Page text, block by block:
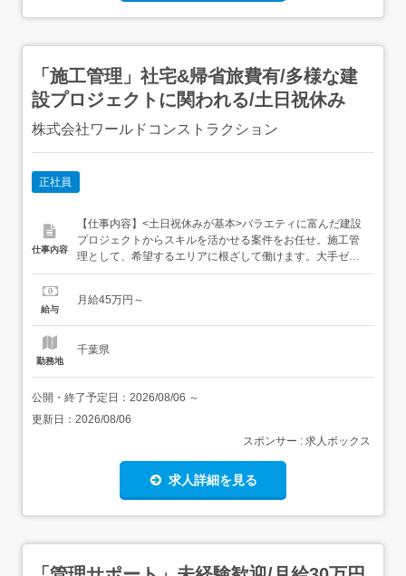
「施工管理」社宅&帰省旅費有/多様な建
設プロジェクトに関われる/土日祝休み
株式会社ワールドコンストラクション
正社員
仕事内容
【仕事内容】<土日祝休みが基本>バラエティに富んだ建設
プロジェクトからスキルを活かせる案件をお任せ。施工管
理として、希望するエリアに根ざして働けます。大手ゼネ
コンが手がける案件を中心に、様々な現場で施工管理とし
オフィスビル、高層マンション、商業施設、工場、医療施
給与
月給45万円～
勤務地
千葉県
公開・終了予定日： 2026/08/06 ～
更新日： 2026/08/06
スポンサー : 求人ボックス
求人詳細を見る